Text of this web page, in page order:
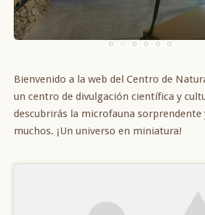
Bienvenido a la web del Centro de
un centro de divulgación científica y
descubrirás la microfauna sorprendente
muchos. ¡Un universo en miniatura!